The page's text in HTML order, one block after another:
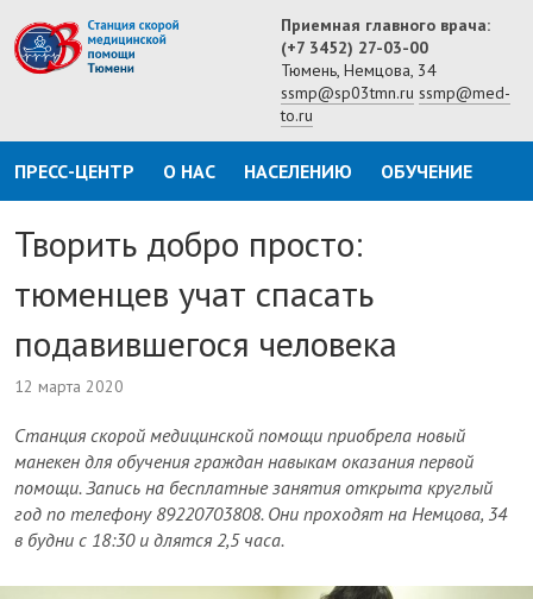
Приемная главного врача:
(+7 3452) 27-03-00
Тюмень, Немцова, 34
ssmp@sp03tmn.ru ssmp@med-
to.ru
ПРЕСС-ЦЕНТР О НАС НАСЕЛЕНИЮ ОБУЧЕНИЕ
Творить добро просто:
тюменцев учат спасать
подавившегося человека
12 марта 2020
Станция скорой медицинской помощи приобрела новый
манекен для обучения граждан навыкам оказания первой
помощи. Запись на бесплатные занятия открыта круглый
год по телефону 89220703808. Они проходят на Немцова, 34
в будни с 18:30 и длятся 2,5 часа.